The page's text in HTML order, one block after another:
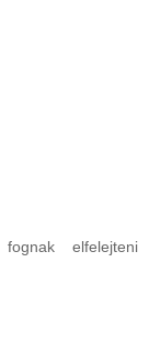
elfelejteni